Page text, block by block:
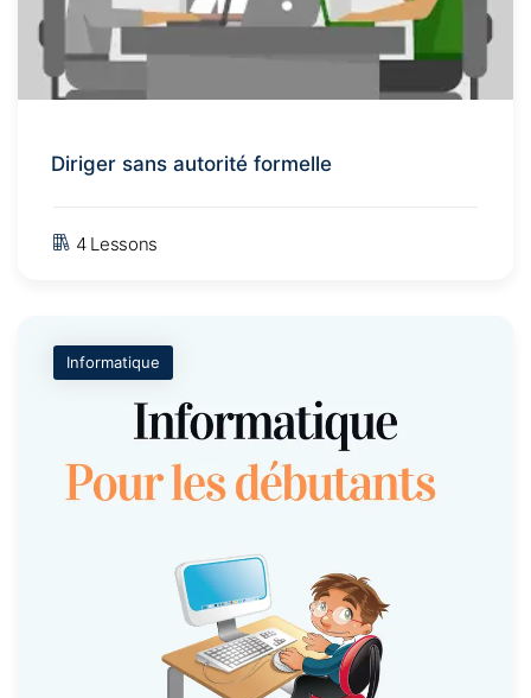
Diriger sans autorité formelle
4 Lessons
Informatique